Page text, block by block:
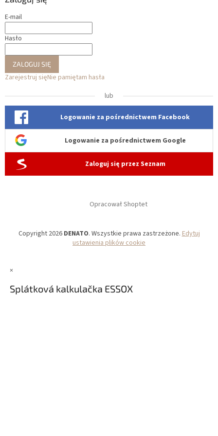
E-mail
Hasło
ZALOGUJ SIĘ
Zarejestruj sięNie pamiętam hasła
lub
Logowanie za pośrednictwem Facebook
Logowanie za pośrednictwem Google
Zaloguj się przez Seznam
Opracował Shoptet
Copyright 2026 DENATO. Wszystkie prawa zastrzeżone. Edytuj
ustawienia plików cookie
×
Splátková kalkulačka ESSOX